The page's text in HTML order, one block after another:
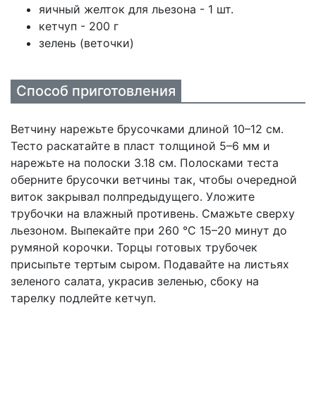
яичный желток для льезона - 1 шт.
кетчуп - 200 г
зелень (веточки)
Способ приготовления
Ветчину нарежьте брусочками длиной 10–12 см.
Тесто раскатайте в пласт толщиной 5–6 мм и
нарежьте на полоски 3.18 см. Полосками теста
оберните брусочки ветчины так, чтобы очередной
виток закрывал полпредыдущего. Уложите
трубочки на влажный противень. Смажьте сверху
льезоном. Выпекайте при 260 °С 15–20 минут до
румяной корочки. Торцы готовых трубочек
присыпьте тертым сыром. Подавайте на листьях
зеленого салата, украсив зеленью, сбоку на
тарелку подлейте кетчуп.